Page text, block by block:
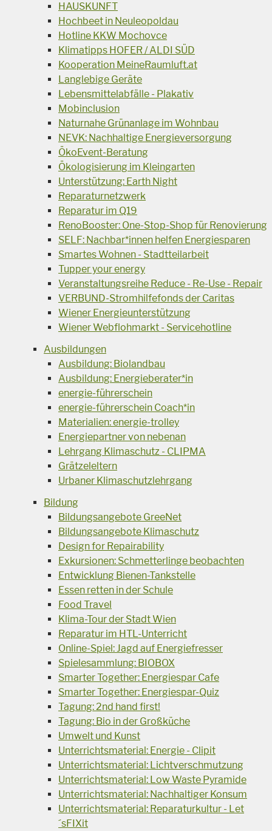
HAUSKUNFT
Hochbeet in Neuleopoldau
Hotline KKW Mochovce
Klimatipps HOFER / ALDI SÜD
Kooperation MeineRaumluft.at
Langlebige Geräte
Lebensmittelabfälle - Plakativ
Mobinclusion
Naturnahe Grünanlage im Wohnbau
NEVK: Nachhaltige Energieversorgung
ÖkoEvent-Beratung
Ökologisierung im Kleingarten
Unterstützung: Earth Night
Reparaturnetzwerk
Reparatur im Q19
RenoBooster: One-Stop-Shop für Renovierung
SELF: Nachbar*innen helfen Energiesparen
Smartes Wohnen - Stadtteilarbeit
Tupper your energy
Veranstaltungsreihe Reduce - Re-Use - Repair
VERBUND-Stromhilfefonds der Caritas
Wiener Energieunterstützung
Wiener Webflohmarkt - Servicehotline
Ausbildungen
Ausbildung: Biolandbau
Ausbildung: Energieberater*in
energie-führerschein
energie-führerschein Coach*in
Materialien: energie-trolley
Energiepartner von nebenan
Lehrgang Klimaschutz - CLIPMA
Grätzeleltern
Urbaner Klimaschutzlehrgang
Bildung
Bildungsangebote GreeNet
Bildungsangebote Klimaschutz
Design for Repairability
Exkursionen: Schmetterlinge beobachten
Entwicklung Bienen-Tankstelle
Essen retten in der Schule
Food Travel
Klima-Tour der Stadt Wien
Reparatur im HTL-Unterricht
Online-Spiel: Jagd auf Energiefresser
Spielesammlung: BIOBOX
Smarter Together: Energiespar Cafe
Smarter Together: Energiespar-Quiz
Tagung: 2nd hand first!
Tagung: Bio in der Großküche
Umwelt und Kunst
Unterrichtsmaterial: Energie - Clipit
Unterrichtsmaterial: Lichtverschmutzung
Unterrichtsmaterial: Low Waste Pyramide
Unterrichtsmaterial: Nachhaltiger Konsum
Unterrichtsmaterial: Reparaturkultur - Let
´sFIXit